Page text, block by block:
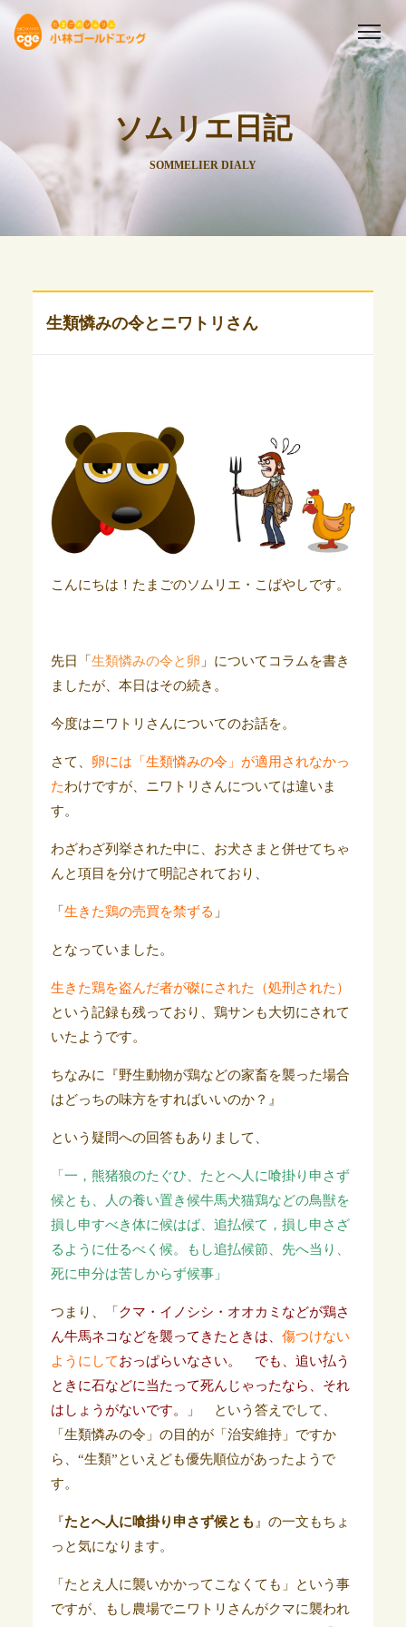
ソムリエ日記
SOMMELIER DIALY
生類憐みの令とニワトリさん
こんにちは！たまごのソムリエ・こばやしです。
先日「 生類憐みの令と卵 」についてコラムを書き
ましたが、本日はその続き。
今度はニワトリさんについてのお話を。
さて、 卵には「生類憐みの令」が適用されなかっ
たわけですが、ニワトリさんについては違いま
す。
わざわざ列挙された中に、お犬さまと併せてちゃ
んと項目を分けて明記されており、
「 生きた鶏の売買を禁ずる 」
となっていました。
生きた鶏を盗んだ者が磔にされた（処刑された）
という記録も残っており、鶏サンも大切にされて
いたようです。
ちなみに『野生動物が鶏などの家畜を襲った場合
はどっちの味方をすればいいのか？』
という疑問への回答もありまして、
「一，熊猪狼のたぐひ、たとへ人に喰掛り申さず
候とも、人の養い置き候牛馬犬猫鶏などの鳥獣を
損し申すべき体に候はば、追払候て，損し申さざ
るように仕るべく 候。もし追払候節、先へ当り、
死に申分は苦しからず候事」
つまり、「 クマ・イノシシ・オオカミなどが鶏さ
ん牛馬ネコなどを襲ってきたときは、 傷つけない
ようにしておっぱらいなさい。 でも、追い払う
ときに石などに当たって死んじゃったなら、それ
はしょうがないです。
」 という答えでして、
「生類憐みの令」の目的が「治安維持」ですか
ら、“生類”といえども優先順位があったようで
す。
『たとへ人に喰掛り申さず候とも』の一文もちょ
っと気になります。
「たとえ人に襲いかかって こなくても」という事
ですが、もし農場でニワトリさんがクマに襲われ